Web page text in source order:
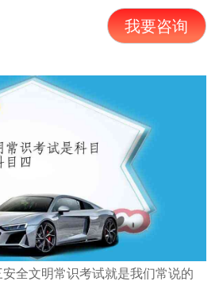
我要咨询
全文明常识考试就是我们常说的